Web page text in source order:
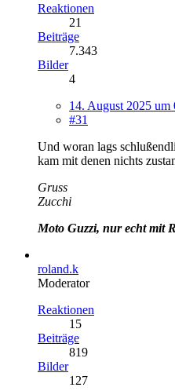
Reaktionen
21
Beiträge
7.343
Bilder
4
14. August 2025 um
#31
Und woran lags
kam mit denen nichts
Gruss
Zucchi
Moto Guzzi, nur echt mit
roland.k
Moderator
Reaktionen
15
Beiträge
819
Bilder
127